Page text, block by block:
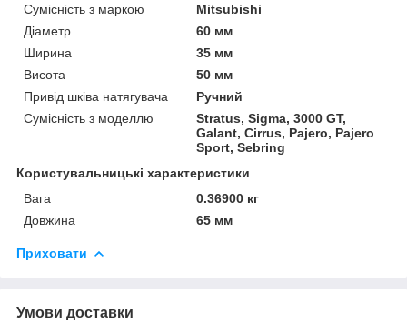
Сумісність з маркою
Mitsubishi
Діаметр
60 мм
Ширина
35 мм
Висота
50 мм
Привід шківа натягувача
Ручний
Сумісність з моделлю
Stratus, Sigma, 3000 GT,
Galant, Cirrus, Pajero, Pajero
Sport, Sebring
Користувальницькі характеристики
Вага
0.36900 кг
Довжина
65 мм
Приховати
Умови доставки